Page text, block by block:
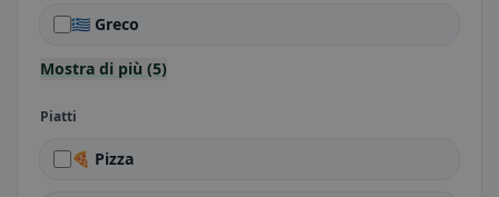
🇬🇷 Greco
Mostra di più (5)
Piatti
🍕 Pizza